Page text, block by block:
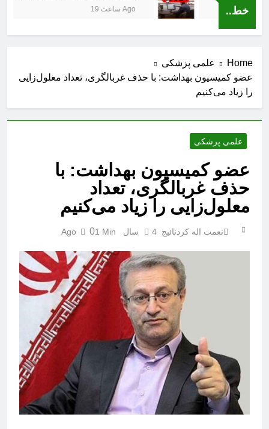
خط..
19 ساعت Ago
Home
علمی پزشکی
عضو کمیسیون بهداشت: با حذف غربالگری، تعداد معلول‌زایی
را زیاد می‌کنیم
علمی پزشکی
عضو کمیسیون بهداشت: با
حذف غربالگری، تعداد
معلول‌زایی را زیاد می‌کنیم
نعمت اله کردنائیج 4 سال Ago 01 Min